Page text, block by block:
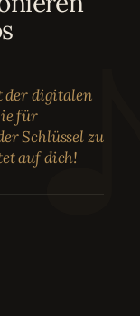
der digitalen
für
Schlüssel zu
auf dich!